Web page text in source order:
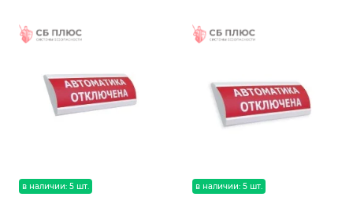
в наличии: 5 шт. в наличии: 5 шт.